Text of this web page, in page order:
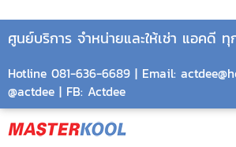
ศูนย์บริการ จำหน่ายและให้เช่า แอคดี ทุก
Hotline 081-636-6689 | Email:
@actdee | FB: Actdee